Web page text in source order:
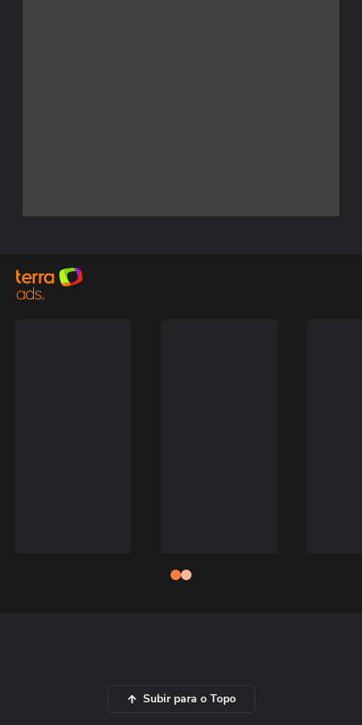
Subir para o Topo